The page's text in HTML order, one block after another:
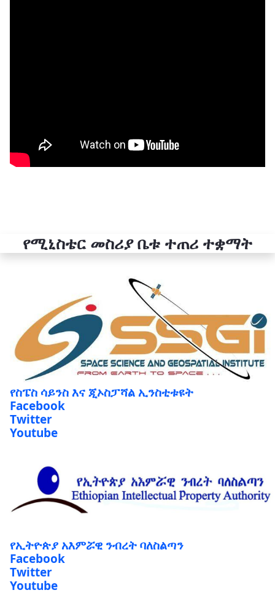
የሚኒስቴር መስሪያ ቤቱ ተጠሪ ተቋማት
የስፔስ ሳይንስ እና ጂኦስፓሻል ኢንስቲቱዩት
Facebook
Twitter
Youtube
የኢትዮጵያ አእምሯዊ ንብረት ባለስልጣን
Facebook
Twitter
Youtube